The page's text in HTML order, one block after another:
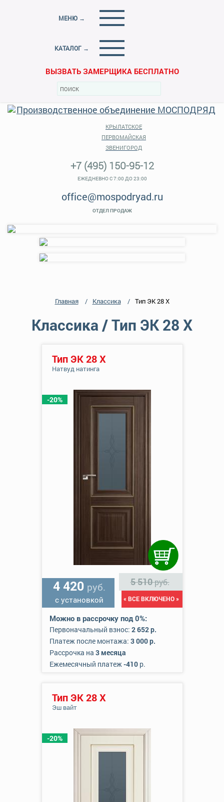
МЕНЮ →
КАТАЛОГ →
ВЫЗВАТЬ ЗАМЕРЩИКА БЕСПЛАТНО
КРЫЛАТСКОЕ
ПЕРВОМАЙСКАЯ
ЗВЕНИГОРОД
+7 (495) 150-95-12
ЕЖЕДНЕВНО С 7:00 ДО 23:00
office@mospodryad.ru
ОТДЕЛ ПРОДАЖ
Главная Классика Тип ЭК 28 Х
Классика / Тип ЭК 28 Х
-20%
Тип ЭК 28 Х
Натвуд натинга
4 420 руб.
с установкой
5 510руб.
« ВСЕ ВКЛЮЧЕНО »
Можно в рассрочку под 0%:
Первоначальный взнос: 2 652 р.
Платеж после монтажа: 3 000 р.
Рассрочка на 3 месяца
Ежемесячный платеж-410р.
-20%
Тип ЭК 28 Х
Эш вайт